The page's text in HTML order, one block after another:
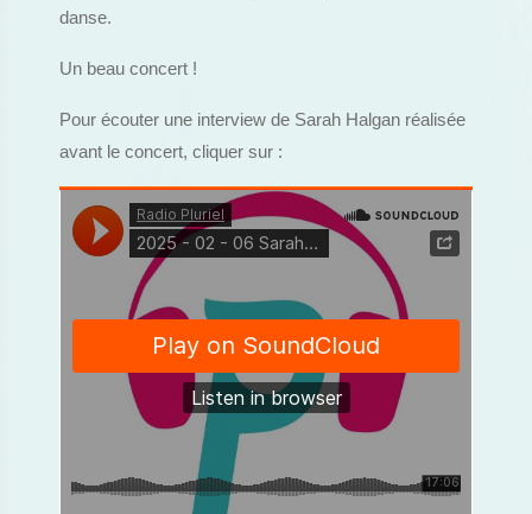
danse.
Un beau concert !
Pour écouter une interview de Sarah Halgan réalisée
avant le concert, cliquer sur :